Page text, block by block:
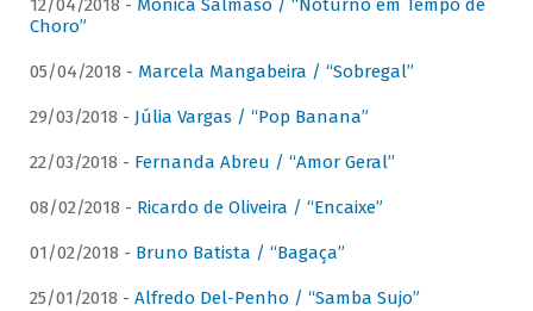
12/04/2018 - Mônica Salmaso / “Noturno em Tempo de
Choro”
05/04/2018 - Marcela Mangabeira / “Sobregal”
29/03/2018 - Júlia Vargas / “Pop Banana”
22/03/2018 - Fernanda Abreu / “Amor Geral”
08/02/2018 - Ricardo de Oliveira / “Encaixe”
01/02/2018 - Bruno Batista / “Bagaça”
25/01/2018 - Alfredo Del-Penho / “Samba Sujo”